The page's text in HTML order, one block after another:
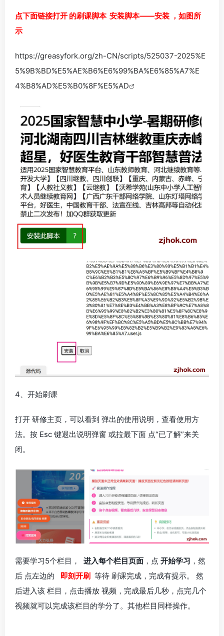
点下面链接打开 的刷课脚本 安装脚本——安装 ，如图所
示
https://greasyfork.org/zh-CN/scripts/525037-2025%E
5%9B%BD%E5%AE%B6%E6%99%BA%E6%85%A7%E
4%B8%AD%E5%B0%8F%E5%AD
4、开始刷课
打开 研修主页，可以看到 弹出的使用说明，查看使用方
法。按 Esc 键退出说明弹窗 或拉最下面 点“已了解”来关
闭。
需要学习5个栏目， 进入每个栏目页面 ，点 开始学习 ，然
后 点左边的 即刻开刷 等待 刷课完成，完成有提示。 然
后进入该 栏目，点击播放 视频，完成最后几秒，点完几个
视频就可以完成该栏目的学分了。其他栏目同样操作。